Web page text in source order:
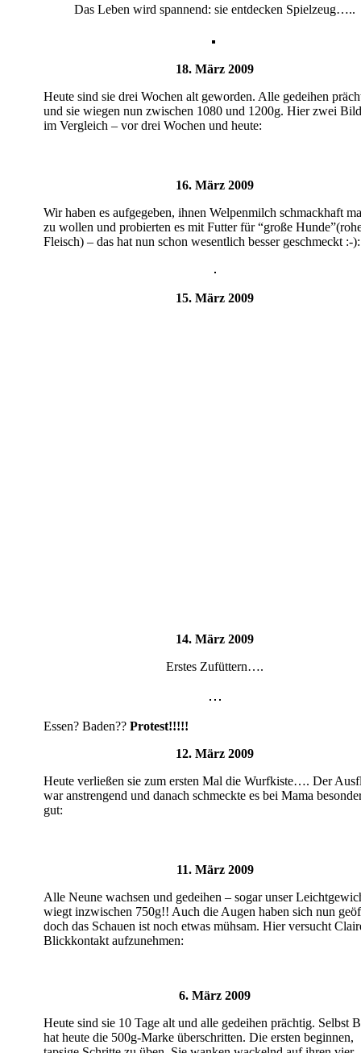
Das Leben wird spannend: sie entdecken Spielzeug…..
18. März 2009
Heute sind sie drei Wochen alt geworden. Alle gedeihen
und sie wiegen nun zwischen 1080 und 1200g. Hier zwei
im Vergleich – vor drei Wochen und heute:
16. März 2009
Wir haben es aufgegeben, ihnen Welpenmilch schmackhaft
zu wollen und probierten es mit Futter für “große
Fleisch) – das hat nun schon wesentlich besser geschmeckt :-):
15. März 2009
14. März 2009
Erstes Zufüttern….
Essen? Baden?? Protest!!!!!
12. März 2009
Heute verließen sie zum ersten Mal die Wurfkiste…. Der
war anstrengend und danach schmeckte es bei Mama
gut:
11. März 2009
Alle Neune wachsen und gedeihen – sogar unser
wiegt inzwischen 750g!! Auch die Augen haben sich nun
doch das Schauen ist noch etwas mühsam. Hier versucht
Blickkontakt aufzunehmen:
6. März 2009
Heute sind sie 10 Tage alt und alle gedeihen prächtig. Selbst
hat heute die 500g-Marke überschritten. Die ersten beginnen,